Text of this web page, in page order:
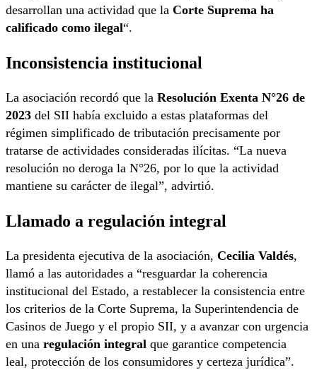
desarrollan una actividad que la Corte Suprema ha
calificado como ilegal“.
Inconsistencia institucional
La asociación recordó que la Resolución Exenta N°26 de
2023 del SII había excluido a estas plataformas del
régimen simplificado de tributación precisamente por
tratarse de actividades consideradas ilícitas. “La nueva
resolución no deroga la N°26, por lo que la actividad
mantiene su carácter de ilegal”, advirtió.
Llamado a regulación integral
La presidenta ejecutiva de la asociación, Cecilia Valdés,
llamó a las autoridades a “resguardar la coherencia
institucional del Estado, a restablecer la consistencia entre
los criterios de la Corte Suprema, la Superintendencia de
Casinos de Juego y el propio SII, y a avanzar con urgencia
en una regulación integral que garantice competencia
leal, protección de los consumidores y certeza jurídica”.